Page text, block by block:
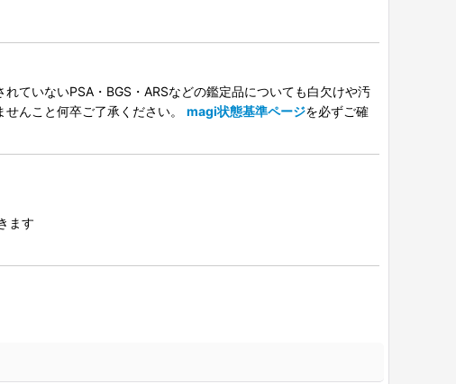
ていないPSA・BGS・ARSなどの鑑定品についても白欠けや汚
んこと何卒ご了承ください。 magi状態基準ページを必ずご確
ます